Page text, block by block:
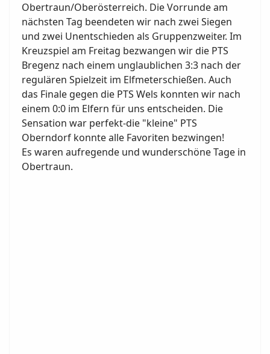
Obertraun/Oberösterreich. Die Vorrunde am
nächsten Tag beendeten wir nach zwei Siegen
und zwei Unentschieden als Gruppenzweiter. Im
Kreuzspiel am Freitag bezwangen wir die PTS
Bregenz nach einem unglaublichen 3:3 nach der
regulären Spielzeit im Elfmeterschießen. Auch
das Finale gegen die PTS Wels konnten wir nach
einem 0:0 im Elfern für uns entscheiden. Die
Sensation war perfekt-die "kleine" PTS
Oberndorf konnte alle Favoriten bezwingen!
Es waren aufregende und wunderschöne Tage in
Obertraun.